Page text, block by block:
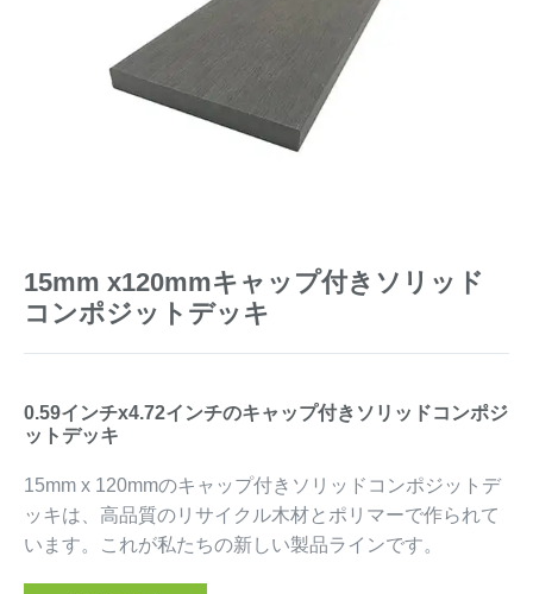
15mm x120mmキャップ付きソリッド
コンポジットデッキ
0.59インチx4.72インチのキャップ付きソリッドコンポジ
ットデッキ
15mm x 120mmのキャップ付きソリッドコンポジットデ
ッキは、高品質のリサイクル木材とポリマーで作られて
います。これが私たちの新しい製品ラインです。